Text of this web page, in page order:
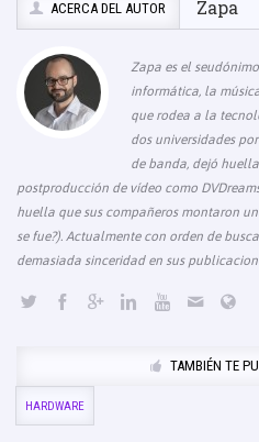
ACERCA DEL AUTOR Zapa
Zapa es el
informática, la
que rodea a la
dos universidades
de banda, dejó
postproducción de vídeo como
huella que sus compañeros montaron
se fue?). Actualmente con orden de
demasiada sinceridad en sus
TAMBIÉN TE
HARDWARE